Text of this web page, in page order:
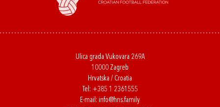
Ulica grada Vukovara 269A
10000 Zagreb
Hrvatska / Croatia
Tel: +385 1 2361555
E-mail: info@hns.family